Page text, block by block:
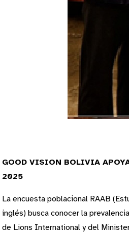
GOOD VISION BOLIVIA
2025
La encuesta poblacional RAAB
inglés) busca conocer la
de Lions International y del